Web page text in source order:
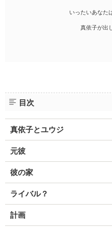
いったいあなた
真依子が出
目次
真依子とユウジ
元彼
彼の家
ライバル？
計画